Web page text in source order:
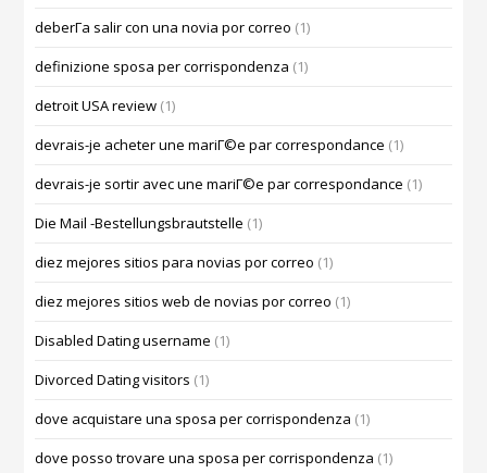
deberГ­a salir con una novia por correo (1)
definizione sposa per corrispondenza (1)
detroit USA review (1)
devrais-je acheter une mariГ©e par correspondance (1)
devrais-je sortir avec une mariГ©e par correspondance (1)
Die Mail -Bestellungsbrautstelle (1)
diez mejores sitios para novias por correo (1)
diez mejores sitios web de novias por correo (1)
Disabled Dating username (1)
Divorced Dating visitors (1)
dove acquistare una sposa per corrispondenza (1)
dove posso trovare una sposa per corrispondenza (1)